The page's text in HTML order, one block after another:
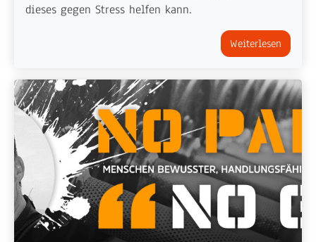
dieses gegen Stress helfen kann.
Weiterlesen